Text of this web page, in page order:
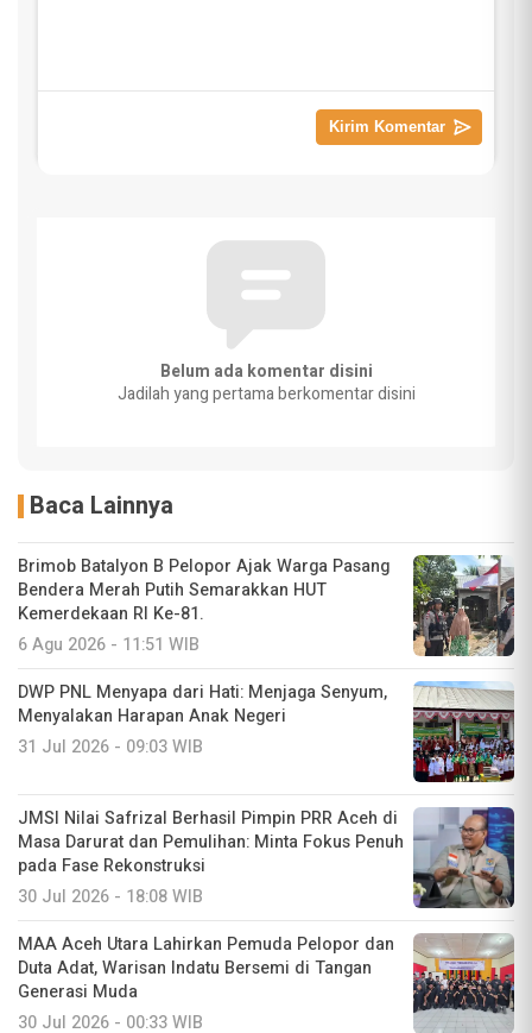
Belum ada komentar disini
Jadilah yang pertama berkomentar disini
Baca Lainnya
Brimob Batalyon B Pelopor Ajak Warga Pasang
Bendera Merah Putih Semarakkan HUT
Kemerdekaan RI Ke-81.
6 Agu 2026 - 11:51 WIB
DWP PNL Menyapa dari Hati: Menjaga Senyum,
Menyalakan Harapan Anak Negeri
31 Jul 2026 - 09:03 WIB
JMSI Nilai Safrizal Berhasil Pimpin PRR Aceh di
Masa Darurat dan Pemulihan: Minta Fokus Penuh
pada Fase Rekonstruksi
30 Jul 2026 - 18:08 WIB
MAA Aceh Utara Lahirkan Pemuda Pelopor dan
Duta Adat, Warisan Indatu Bersemi di Tangan
Generasi Muda
30 Jul 2026 - 00:33 WIB